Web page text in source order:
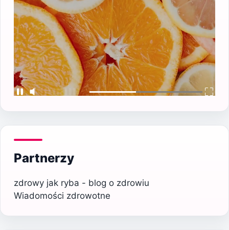
Partnerzy
zdrowy jak ryba - blog o zdrowiu
Wiadomości zdrowotne